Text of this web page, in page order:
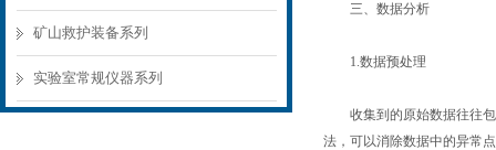
矿山救护装备系列
实验室常规仪器系列
三、数据分析
1.数据预处理
收集到的原始数据往往包
法，可以消除数据中的异常